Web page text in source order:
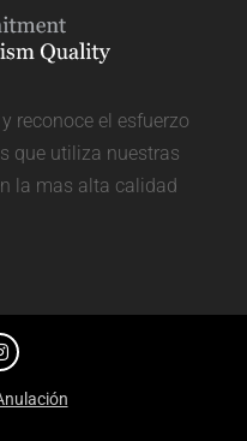
reconoce el esfuerzo
que utiliza nuestras
la mas alta calidad